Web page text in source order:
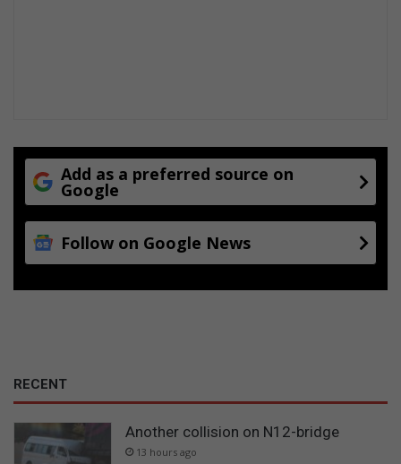
Add as a preferred source on
Google
Follow on Google News
RECENT
Another collision on N12-bridge
13 hours ago